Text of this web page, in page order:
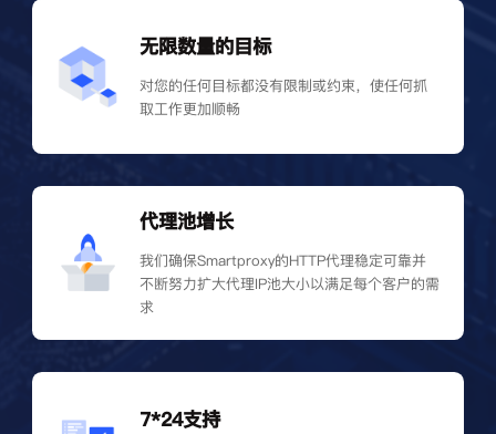
无限数量的目标
对您的任何目标都没有限制或约束，使任何抓
取工作更加顺畅
代理池增长
我们确保Smartproxy的HTTP代理稳定可靠并
不断努力扩大代理IP池大小以满足每个客户的需
求
7*24支持